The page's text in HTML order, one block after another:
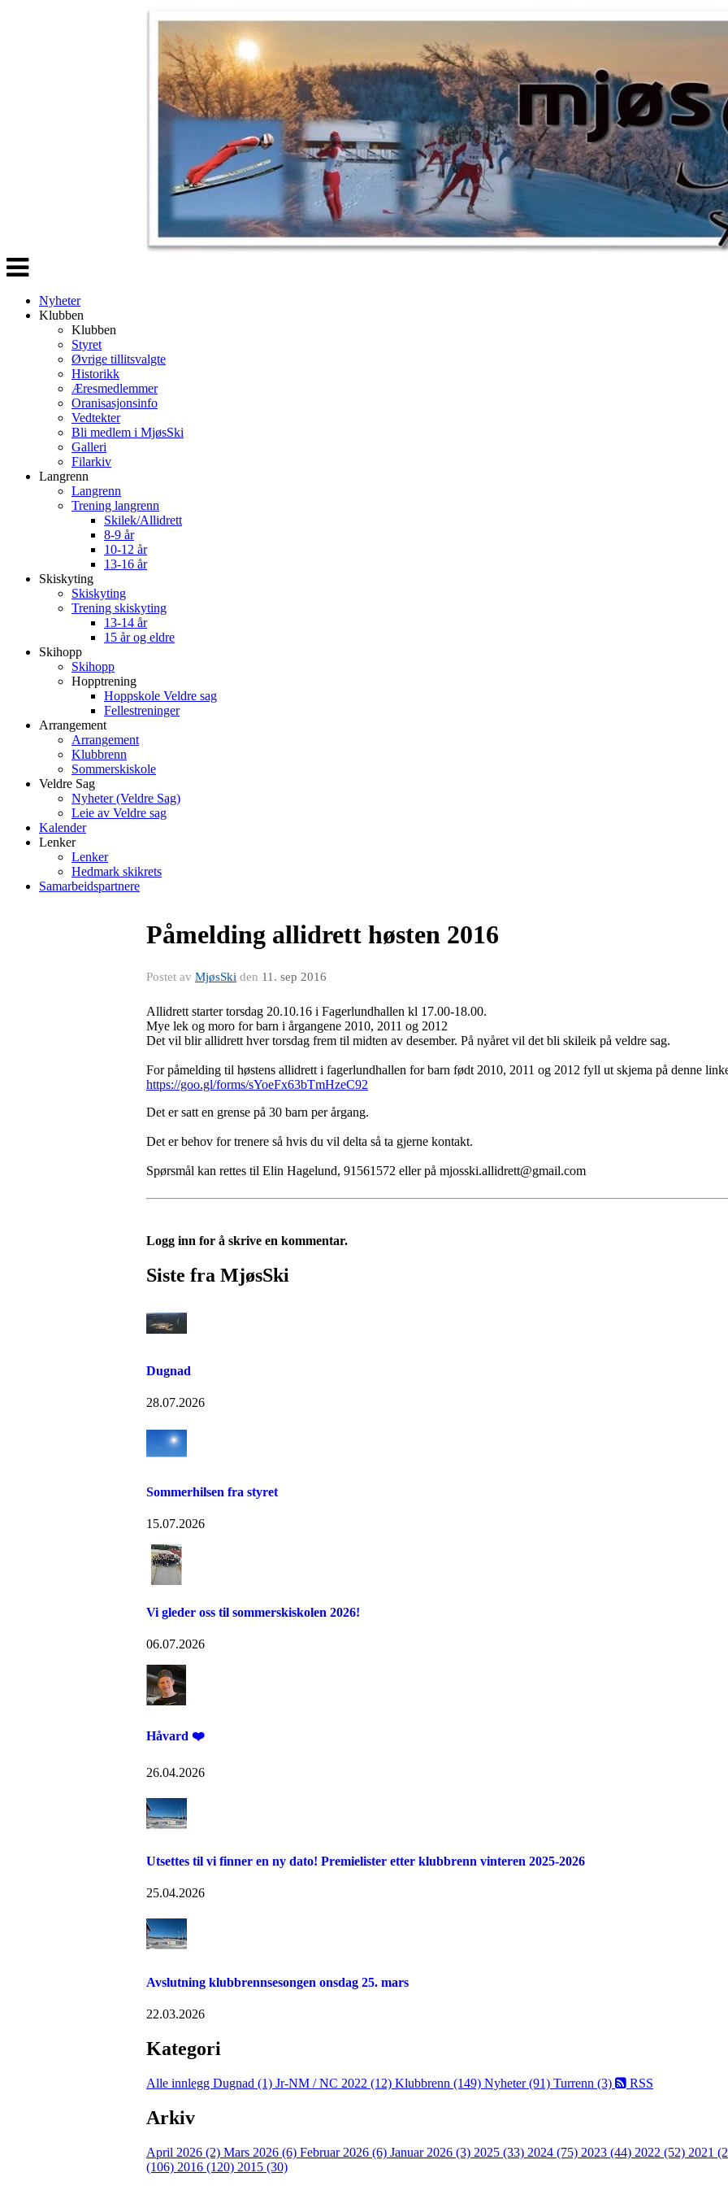
Veksle
navigasjon
Nyheter
Klubben
Klubben
Styret
Øvrige tillitsvalgte
Historikk
Æresmedlemmer
Oranisasjonsinfo
Vedtekter
Bli medlem i MjøsSki
Galleri
Filarkiv
Langrenn
Langrenn
Trening langrenn
Skilek/Allidrett
8-9 år
10-12 år
13-16 år
Skiskyting
Skiskyting
Trening skiskyting
13-14 år
15 år og eldre
Skihopp
Skihopp
Hopptrening
Hoppskole Veldre sag
Fellestreninger
Arrangement
Arrangement
Klubbrenn
Sommerskiskole
Veldre Sag
Nyheter (Veldre Sag)
Leie av Veldre sag
Kalender
Lenker
Lenker
Hedmark skikrets
Samarbeidspartnere
Påmelding allidrett høsten 2016
Postet av MjøsSki den 11. sep 2016
Allidrett starter torsdag 20.10.16 i Fagerlundhallen kl 17.00-18.00.
Mye lek og moro for barn i årgangene 2010, 2011 og 2012
Det vil blir allidrett hver torsdag frem til midten av desember. På nyåret vil det bli skileik på veldre sag.
For påmelding til høstens allidrett i fagerlundhallen for barn født 2010, 2011 og 2012 fyll ut skjema på denne
https://goo.gl/forms/sYoeFx63bTmHzeC92
Det er satt en grense på 30 barn per årgang.
Det er behov for trenere så hvis du vil delta så ta gjerne kontakt.
Spørsmål kan rettes til Elin Hagelund, 91561572 eller på mjosski.allidrett@gmail.com
Logg inn for å skrive en kommentar.
Siste fra MjøsSki
Dugnad
28.07.2026
Sommerhilsen fra styret
15.07.2026
Vi gleder oss til sommerskiskolen 2026!
06.07.2026
Håvard ❤️
26.04.2026
Utsettes til vi finner en ny dato! Premielister etter klubbrenn vinteren 2025-2026
25.04.2026
Avslutning klubbrennsesongen onsdag 25. mars
22.03.2026
Kategori
Alle innlegg Dugnad (1) Jr-NM / NC 2022 (12) Klubbrenn (149) Nyheter (91) Turrenn (3) RSS
Arkiv
April 2026 (2) Mars 2026 (6) Februar 2026 (6) Januar 2026 (3) 2025 (33) 2024 (75) 2023 (44) 2022 (52) 2021
(106) 2016 (120) 2015 (30)